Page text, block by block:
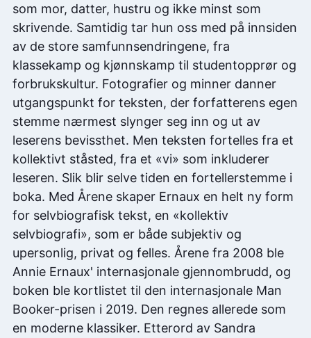
som mor, datter, hustru og ikke minst som
skrivende. Samtidig tar hun oss med på innsiden
av de store samfunnsendringene, fra
klassekamp og kjønnskamp til studentopprør og
forbrukskultur. Fotografier og minner danner
utgangspunkt for teksten, der forfatterens egen
stemme nærmest slynger seg inn og ut av
leserens bevissthet. Men teksten fortelles fra et
kollektivt ståsted, fra et «vi» som inkluderer
leseren. Slik blir selve tiden en fortellerstemme i
boka. Med Årene skaper Ernaux en helt ny form
for selvbiografisk tekst, en «kollektiv
selvbiografi», som er både subjektiv og
upersonlig, privat og felles. Årene fra 2008 ble
Annie Ernaux' internasjonale gjennombrudd, og
boken ble kortlistet til den internasjonale Man
Booker-prisen i 2019. Den regnes allerede som
en moderne klassiker. Etterord av Sandra